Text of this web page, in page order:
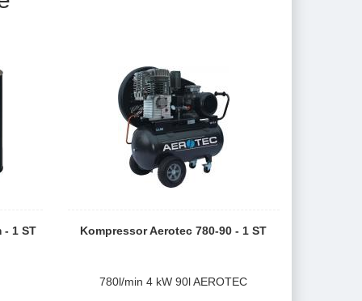
- 1 ST Kompressor Aerotec 780-90 - 1 ST
780l/min 4 kW 90l AEROTEC